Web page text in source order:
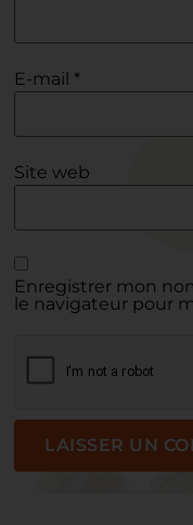
E-mail *
Site web
Enregistrer mon
le navigateur pour